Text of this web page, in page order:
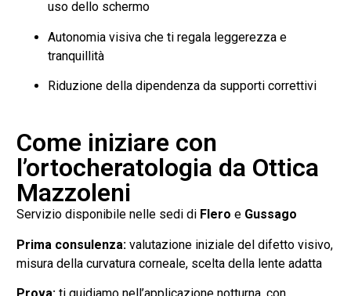
uso dello schermo
Autonomia visiva che ti regala leggerezza e
tranquillità
Riduzione della dipendenza da supporti correttivi
Come iniziare con
l’ortocheratologia da Ottica
Mazzoleni
Servizio disponibile nelle sedi di Flero e Gussago
Prima consulenza: valutazione iniziale del difetto visivo,
misura della curvatura corneale, scelta della lente adatta